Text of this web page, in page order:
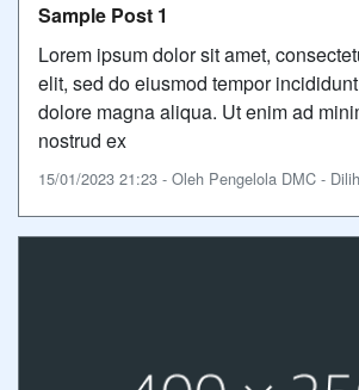
Sample Post 1
Lorem ipsum dolor sit amet,
elit, sed do eiusmod tempor
dolore magna aliqua. Ut enim ad
nostrud ex
15/01/2023 21:23 - Oleh Pengelola DMC -